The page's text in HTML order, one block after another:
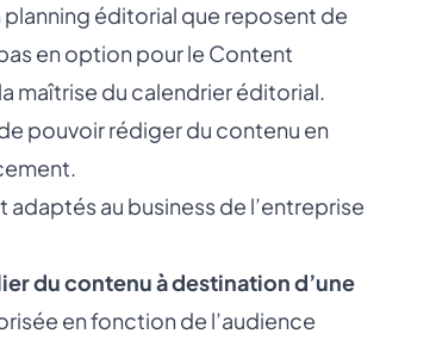
planning éditorial que reposent de
en option pour le Content
maîtrise du calendrier éditorial.
pouvoir rédiger du contenu en
au business de l’entreprise
du contenu à destination d’une
en fonction de l’audience